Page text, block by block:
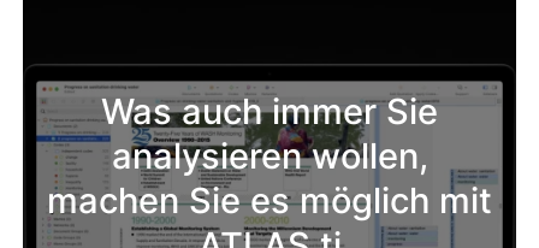
Was auch immer Sie
analysieren wollen,
machen Sie es möglich mit